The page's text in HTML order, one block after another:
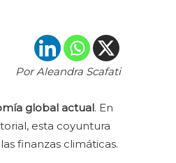
Por Aleandra Scafati
global actual. En
esta coyuntura
finanzas climáticas.